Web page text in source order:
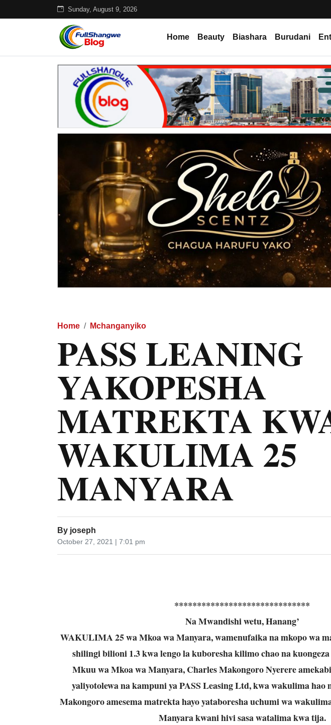
Sunday, August 9, 2026
Home Beauty Biashara Burudani
Home Mchanganyiko
PASS LEANING
YAKOPESHA
MATREKTA
WAKULIMA 25
MANYARA
By joseph
October 27, 2021 | 7:01 pm
******************************
Na Mwandishi wetu, Hanang’
WAKULIMA 25 wa Mkoa wa Manyara, wamenufaika na mkopo wa
shilingi bilioni 1.3 kwa lengo la kuboresha kilimo chao na
Mkuu wa Mkoa wa Manyara, Charles Makongoro Nyerere
yaliyotolewa na kampuni ya PASS Leasing Ltd, kwa wakulima hao
Makongoro amesema matrekta hayo yataboresha uchumi wa
Manyara kwani hivi sasa watalima kwa tija.